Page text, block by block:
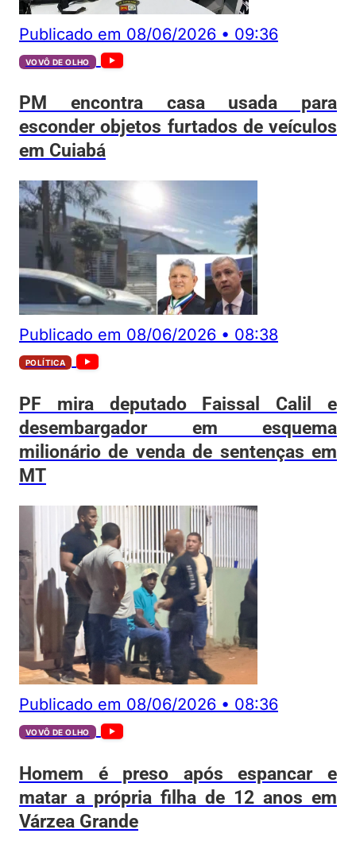
Publicado em 08/06/2026 • 09:36
VOVÔ DE OLHO
PM encontra casa usada para
esconder objetos furtados de veículos
em Cuiabá
Publicado em 08/06/2026 • 08:38
POLÍTICA
PF mira deputado Faissal Calil e
desembargador em esquema
milionário de venda de sentenças em
MT
Publicado em 08/06/2026 • 08:36
VOVÔ DE OLHO
Homem é preso após espancar e
matar a própria filha de 12 anos em
Várzea Grande